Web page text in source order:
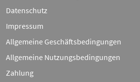
Datenschutz
Impressum
Allgemeine Geschäftsbedingungen
Allgemeine Nutzungsbedingungen
Zahlung